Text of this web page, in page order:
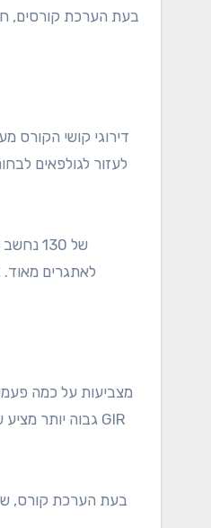
בעת הערכת קורסים,
דירוגי קושי הקורס
לעזור לגולפאים
לאתגרים מאוד.
בעת הערכת קורס,